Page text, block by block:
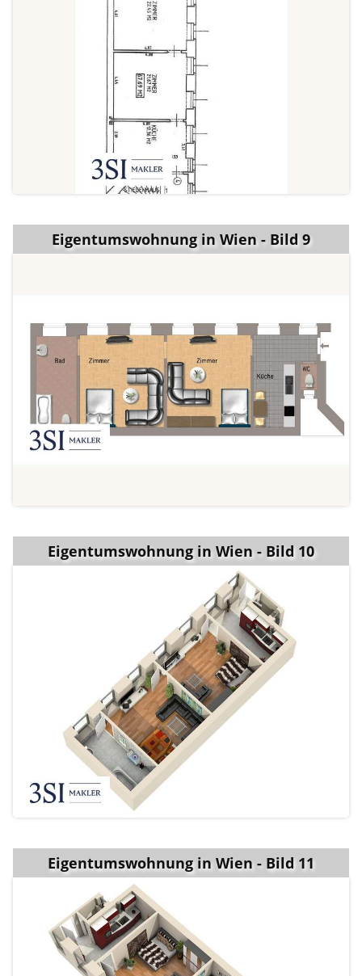
Eigentumswohnung in Wien - Bild 9
Eigentumswohnung in Wien - Bild 10
Eigentumswohnung in Wien - Bild 11